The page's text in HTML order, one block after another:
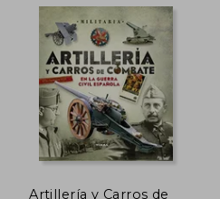
NT$ 1,380
Artillería y Carros de